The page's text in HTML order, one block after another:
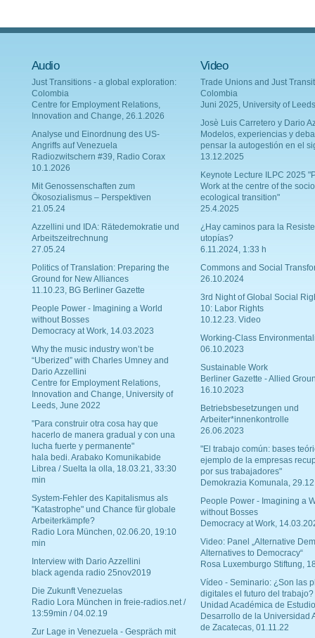
Audio
Just Transitions - a global exploration:
Colombia
Centre for Employment Relations,
Innovation and Change, 26.1.2026
Analyse und Einordnung des US-
Angriffs auf Venezuela
Radiozwitschern #39, Radio Corax
10.1.2026
Mit Genossenschaften zum
Ökosozialismus – Perspektiven
21.05.24
Azzellini und IDA: Rätedemokratie und
Arbeitszeitrechnung
27.05.24
Politics of Translation: Preparing the
Ground for New Alliances
11.10.23, BG Berliner Gazette
People Power - Imagining a World
without Bosses
Democracy at Work, 14.03.2023
Why the music industry won’t be
“Uberized” with Charles Umney and
Dario Azzellini
Centre for Employment Relations,
Innovation and Change, University of
Leeds, June 2022
"Para construir otra cosa hay que
hacerlo de manera gradual y con una
lucha fuerte y permanente"
hala bedi. Arabako Komunikabide
Librea / Suelta la olla, 18.03.21, 33:30
min
System-Fehler des Kapitalismus als
"Katastrophe" und Chance für globale
Arbeiterkämpfe?
Radio Lora München, 02.06.20, 19:10
min
Interview with Dario Azzellini
black agenda radio 25nov2019
Die Zukunft Venezuelas
Radio Lora München in freie-radios.net /
13:59min / 04.02.19
Zur Lage in Venezuela - Gespräch mit
Video
Trade Unions and Just
Colombia
Juni 2025, University of Leeds
Josè Luis Carretero y Dario
Modelos, experiencias y
pensar la autogestión en el
13.12.2025
Keynote Lecture ILPC 2025
Work at the centre of the
ecological transition"
25.4.2025
¿Hay caminos para la
utopías?
6.11.2024, 1:33 h
Commons and Social
26.10.2024
3rd Night of Global Social
10: Labor Rights
10.12.23. Video
Working-Class
06.10.2023
Sustainable Work
Berliner Gazette - Allied
16.10.2023
Betriebsbesetzungen und
Arbeiter*innenkontrolle
26.06.2023
"El trabajo común: bases
ejemplo de la empresas
por sus trabajadores"
Demokrazia Komunala,
People Power - Imagining a
without Bosses
Democracy at Work,
Video: Panel „Alternative
Alternatives to Democracy“
Rosa Luxemburgo Stiftung,
Vídeo - Seminario: ¿Son las
digitales el futuro del trabajo?
Unidad Académica de
Desarrollo de la Universidad
de Zacatecas, 01.11.22